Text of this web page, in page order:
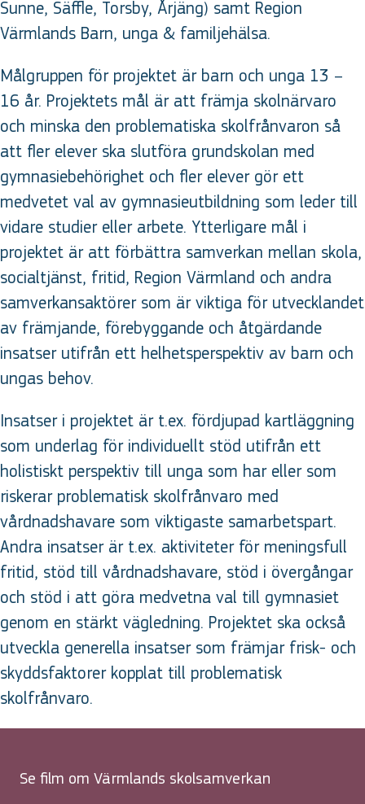
Sunne, Säffle, Torsby, Årjäng) samt Region
Värmlands Barn, unga & familjehälsa.
Målgruppen för projektet är barn och unga 13 –
16 år. Projektets mål är att främja skolnärvaro
och minska den problematiska skolfrånvaron så
att fler elever ska slutföra grundskolan med
gymnasiebehörighet och fler elever gör ett
medvetet val av gymnasieutbildning som leder till
vidare studier eller arbete. Ytterligare mål i
projektet är att förbättra samverkan mellan skola,
socialtjänst, fritid, Region Värmland och andra
samverkansaktörer som är viktiga för utvecklandet
av främjande, förebyggande och åtgärdande
insatser utifrån ett helhetsperspektiv av barn och
ungas behov.
Insatser i projektet är t.ex. fördjupad kartläggning
som underlag för individuellt stöd utifrån ett
holistiskt perspektiv till unga som har eller som
riskerar problematisk skolfrånvaro med
vårdnadshavare som viktigaste samarbetspart.
Andra insatser är t.ex. aktiviteter för meningsfull
fritid, stöd till vårdnadshavare, stöd i övergångar
och stöd i att göra medvetna val till gymnasiet
genom en stärkt vägledning. Projektet ska också
utveckla generella insatser som främjar frisk- och
skyddsfaktorer kopplat till problematisk
skolfrånvaro.
Se film om Värmlands skolsamverkan